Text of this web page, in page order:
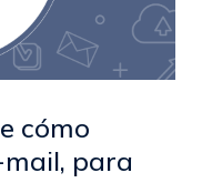
cómo
para